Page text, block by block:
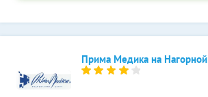
Прима Медика на Нагорной